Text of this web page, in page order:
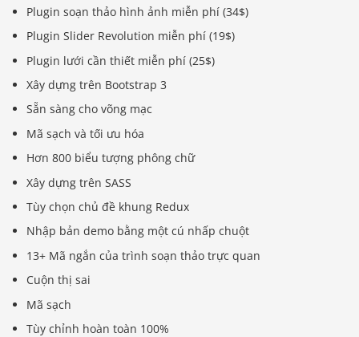
Plugin soạn thảo hình ảnh miễn phí (34$)
Plugin Slider Revolution miễn phí (19$)
Plugin lưới cần thiết miễn phí (25$)
Xây dựng trên Bootstrap 3
Sẵn sàng cho võng mạc
Mã sạch và tối ưu hóa
Hơn 800 biểu tượng phông chữ
Xây dựng trên SASS
Tùy chọn chủ đề khung Redux
Nhập bản demo bằng một cú nhấp chuột
13+ Mã ngắn của trình soạn thảo trực quan
Cuộn thị sai
Mã sạch
Tùy chỉnh hoàn toàn 100%